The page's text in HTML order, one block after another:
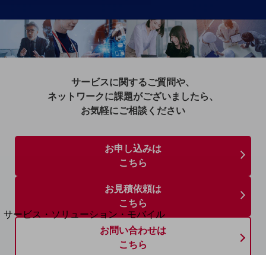
Smart Education
Smart Healthcare
Smart Industry
Smart Mobility
生成AI(Generative AI)
地域の取り組み
地域社会を支える皆さまと地域課題の解決や
自治体・地域社会との共創
LGPF(Local Government Platform)
別ウィンドウで開きます
サービス・ソリューション・モバイル
サービス・ソリューションTOP
サービスに関するご質問や、
ネットワークに課題がございましたら、
お気軽にご相談ください
お申し込みは
こちら
お見積依頼は
こちら
お問い合わせは
こちら